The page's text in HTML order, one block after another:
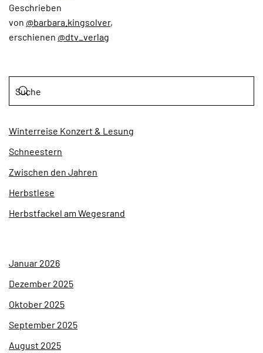
Geschrieben
von @barbara.kingsolver,
erschienen @dtv_verlag
Winterreise Konzert & Lesung
Schneestern
Zwischen den Jahren
Herbstlese
Herbstfackel am Wegesrand
Januar 2026
Dezember 2025
Oktober 2025
September 2025
August 2025